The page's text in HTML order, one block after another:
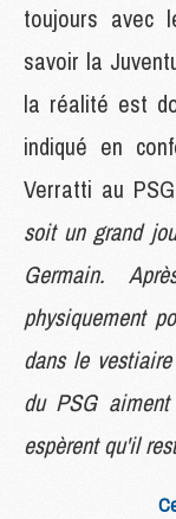
toujours avec
savoir la
la réalité est
indiqué en
Verratti au
soit un grand
Germain.
physiquement
dans le
du PSG
espèrent qu'il